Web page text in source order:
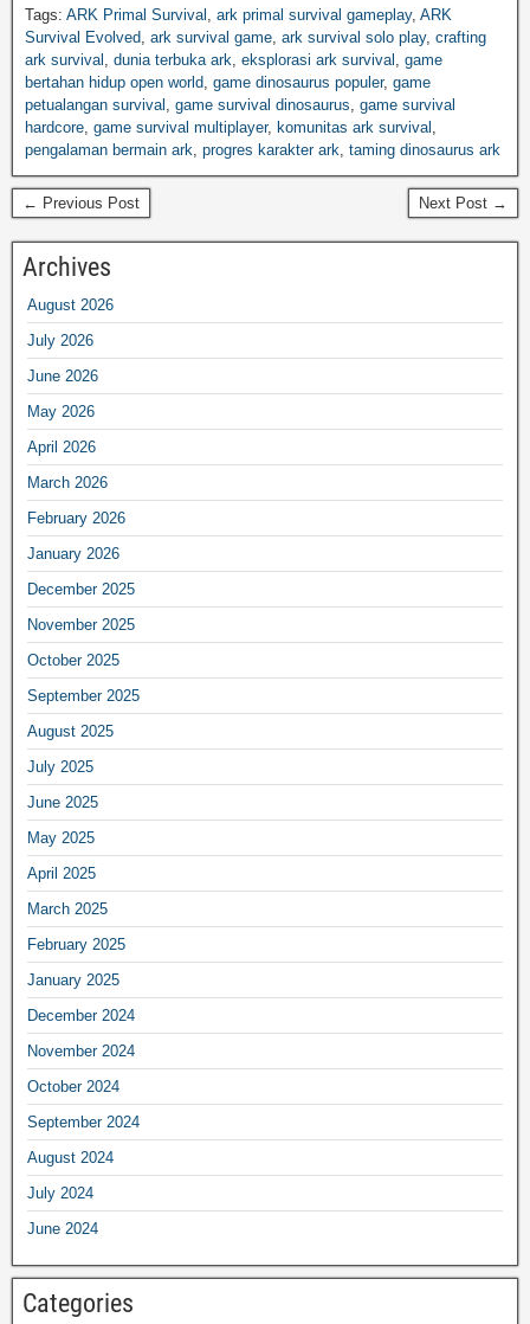
Tags: ARK Primal Survival , ark primal survival gameplay, ARK
Survival Evolved, ark survival game, ark survival solo play, crafting
ark survival , dunia terbuka ark, eksplorasi ark survival , game
bertahan hidup open world, game dinosaurus populer, game
petualangan survival , game survival dinosaurus, game survival
hardcore, game survival multiplayer, komunitas ark survival ,
pengalaman bermain ark, progres karakter ark, taming dinosaurus ark
← Previous Post Next Post →
Archives
August 2026
July 2026
June 2026
May 2026
April 2026
March 2026
February 2026
January 2026
December 2025
November 2025
October 2025
September 2025
August 2025
July 2025
June 2025
May 2025
April 2025
March 2025
February 2025
January 2025
December 2024
November 2024
October 2024
September 2024
August 2024
July 2024
June 2024
Categories